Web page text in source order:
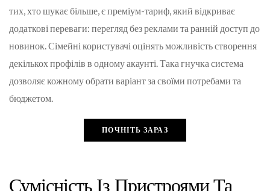
тих, хто шукає більше, є преміум-тариф, який відкриває
додаткові переваги: перегляд без реклами та ранній доступ до
новинок. Сімейні користувачі оцінять можливість створення
декількох профілів в одному акаунті. Така гнучка система
дозволяє кожному обрати варіант за своїми потребами та
бюджетом.
ПОЧНІТЬ ЗАРАЗ
Сумісність Із Пристроями Та